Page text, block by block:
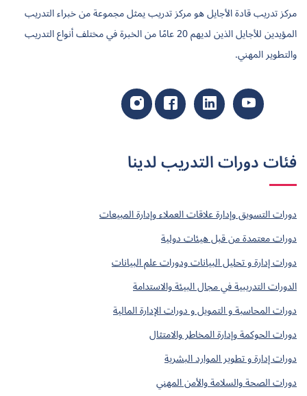
مركز تدريب قادة الأجايل هو مركز تدريب يمثل مجموعة من خبراء التدريب
المؤيدين للأجايل الذين لديهم 20 عامًا من الخبرة في مختلف أنواع التدريب
والتطوير المهني.
فئات دورات التدريب لدينا
دورات التسويق وإدارة علاقات العملاء وإدارة المبيعات
دورات معتمدة من قبل هيئات دولية
دورات إدارة و تحليل البيانات ودورات علم البيانات
الدورات التدريبية في مجال البيئة والاستدامة
دورات المحاسبة و التمويل و دورات الإدارة المالية
دورات الحوكمة وإدارة المخاطر والامتثال
دورات إدارة و تطوير الموارد البشرية
دورات الصحة والسلامة والأمن المهني